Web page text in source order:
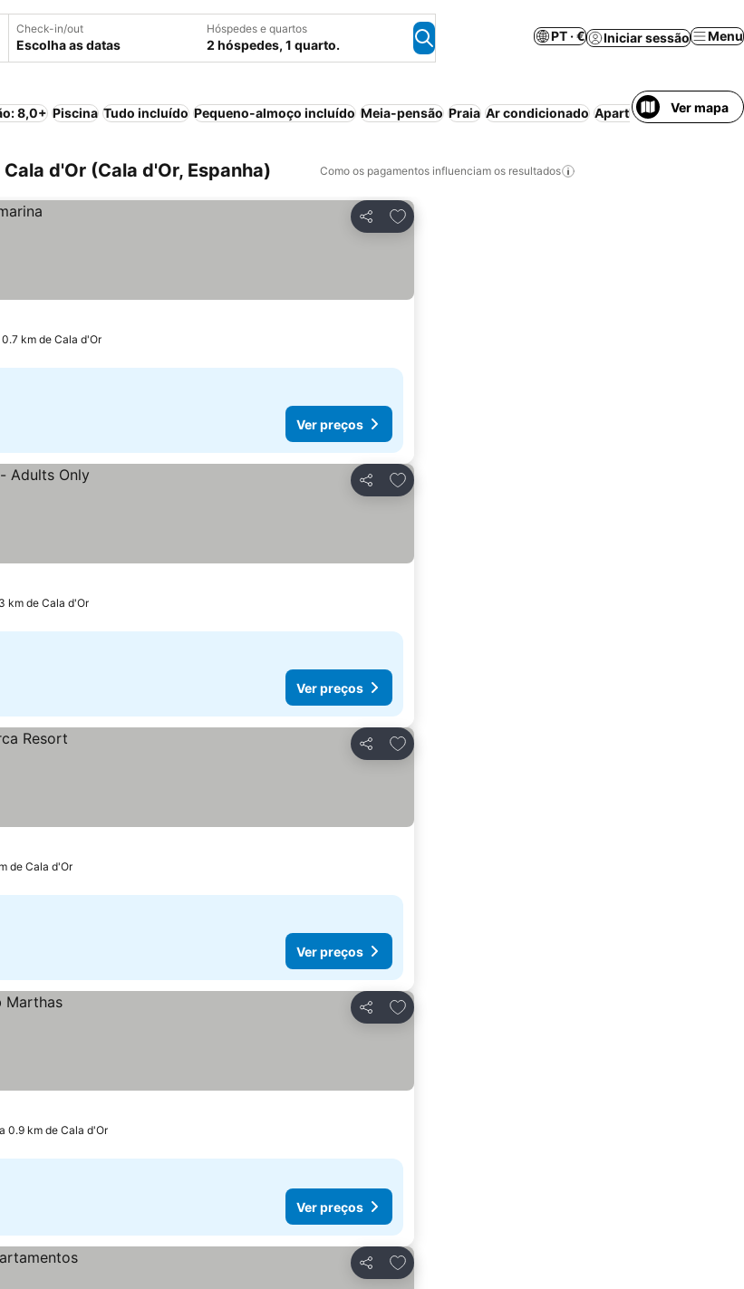
Check-in/out
Escolha as datas
Hóspedes e quartos
2 hóspedes, 1 quarto.
PT · € Iniciar sessão Menu
8,0+ Piscina Tudo incluído Pequeno-almoço incluído Meia-pensão Praia Ar condicionado Aparthotel Resort
Ver mapa
d'Or (Cala d'Or, Espanha) Como os pagamentos influenciam os resultados
Partilhar
Adicionar aos favoritos
0.7 km de Cala d'Or
Ver preços
Partilhar
Adicionar aos favoritos
km de Cala d'Or
Ver preços
Partilhar
Adicionar aos favoritos
de Cala d'Or
Ver preços
Partilhar
Adicionar aos favoritos
a 0.9 km de Cala d'Or
Ver preços
Partilhar
Adicionar aos favoritos